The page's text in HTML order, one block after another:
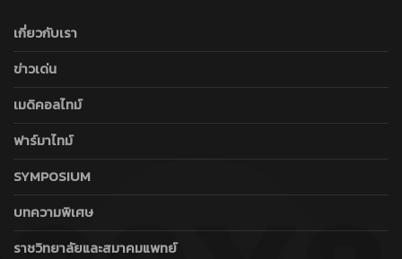
เกี่ยวกับเรา
ข่าวเด่น
เมดิคอลไทม์
ฟาร์มาไทม์
SYMPOSIUM
บทความพิเศษ
ราชวิทยาลัยและสมาคมแพทย์